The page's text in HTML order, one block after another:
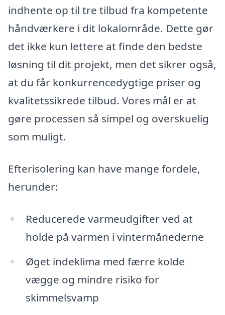
indhente op til tre tilbud fra kompetente
håndværkere i dit lokalområde. Dette gør
det ikke kun lettere at finde den bedste
løsning til dit projekt, men det sikrer også,
at du får konkurrencedygtige priser og
kvalitetssikrede tilbud. Vores mål er at
gøre processen så simpel og overskuelig
som muligt.
Efterisolering kan have mange fordele,
herunder:
Reducerede varmeudgifter ved at
holde på varmen i vintermånederne
Øget indeklima med færre kolde
vægge og mindre risiko for
skimmelsvamp